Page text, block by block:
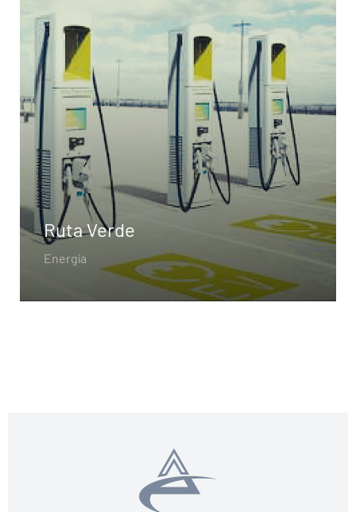
Ruta Verde
Energía